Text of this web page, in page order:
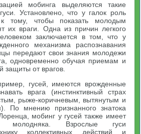
мобинга выделяются такие
Установлено, что у галок роль
к тому, чтобы показать молодым
их враги. Одна из причин легкого
заключается в том, что у
механизма распознавания
передают свои знания молодежи
одновременно обучая приемам и
защиты от врагов.
гусей, имеются врожденные
врага (инстинктивный страх
рыже-коричневым, вытянутым и
По мнению признанного знатока
мобинг у гусей также имеет
молодняка. Взрослые гуси
коллективных действий и